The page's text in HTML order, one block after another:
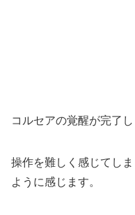
コルセアの覚醒が完了し
操作を難しく感じてし
ように感じます。